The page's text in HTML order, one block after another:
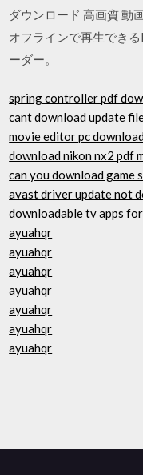
ダウンロード 高画質 動
オフラインで再生でき
ーダー。
spring controller pdf
cant download update
movie editor pc download
download nikon nx2 pdf
can you download game
avast driver update not
downloadable tv apps
ayuahqr
ayuahqr
ayuahqr
ayuahqr
ayuahqr
ayuahqr
ayuahqr